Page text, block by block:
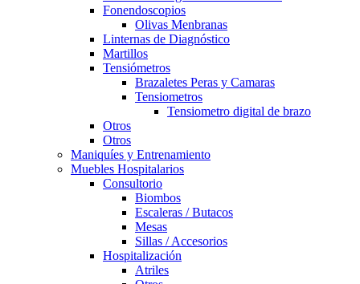
Fonendoscopios
Olivas Menbranas
Linternas de Diagnóstico
Martillos
Tensiómetros
Brazaletes Peras y Camaras
Tensiometros
Tensiometro digital de brazo
Otros
Otros
Maniquíes y Entrenamiento
Muebles Hospitalarios
Consultorio
Biombos
Escaleras / Butacos
Mesas
Sillas / Accesorios
Hospitalización
Atriles